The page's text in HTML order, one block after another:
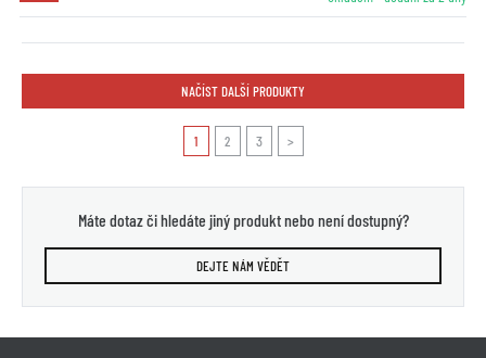
NAČÍST DALŠÍ PRODUKTY
1 2 3 >
Máte dotaz či hledáte jiný produkt nebo není dostupný?
DEJTE NÁM VĚDĚT